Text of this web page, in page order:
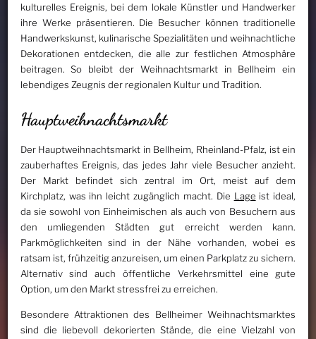
kulturelles Ereignis, bei dem lokale Künstler und Handwerker
ihre Werke präsentieren. Die Besucher können traditionelle
Handwerkskunst, kulinarische Spezialitäten und weihnachtliche
Dekorationen entdecken, die alle zur festlichen Atmosphäre
beitragen. So bleibt der Weihnachtsmarkt in Bellheim ein
lebendiges Zeugnis der regionalen Kultur und Tradition.
Hauptweihnachtsmarkt
Der Hauptweihnachtsmarkt in Bellheim, Rheinland-Pfalz, ist ein
zauberhaftes Ereignis, das jedes Jahr viele Besucher anzieht.
Der Markt befindet sich zentral im Ort, meist auf dem
Kirchplatz, was ihn leicht zugänglich macht. Die Lage ist ideal,
da sie sowohl von Einheimischen als auch von Besuchern aus
den umliegenden Städten gut erreicht werden kann.
Parkmöglichkeiten sind in der Nähe vorhanden, wobei es
ratsam ist, frühzeitig anzureisen, um einen Parkplatz zu sichern.
Alternativ sind auch öffentliche Verkehrsmittel eine gute
Option, um den Markt stressfrei zu erreichen.
Besondere Attraktionen des Bellheimer Weihnachtsmarktes
sind die liebevoll dekorierten Stände, die eine Vielzahl von